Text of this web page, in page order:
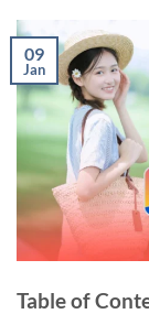
09
Jan
Table of